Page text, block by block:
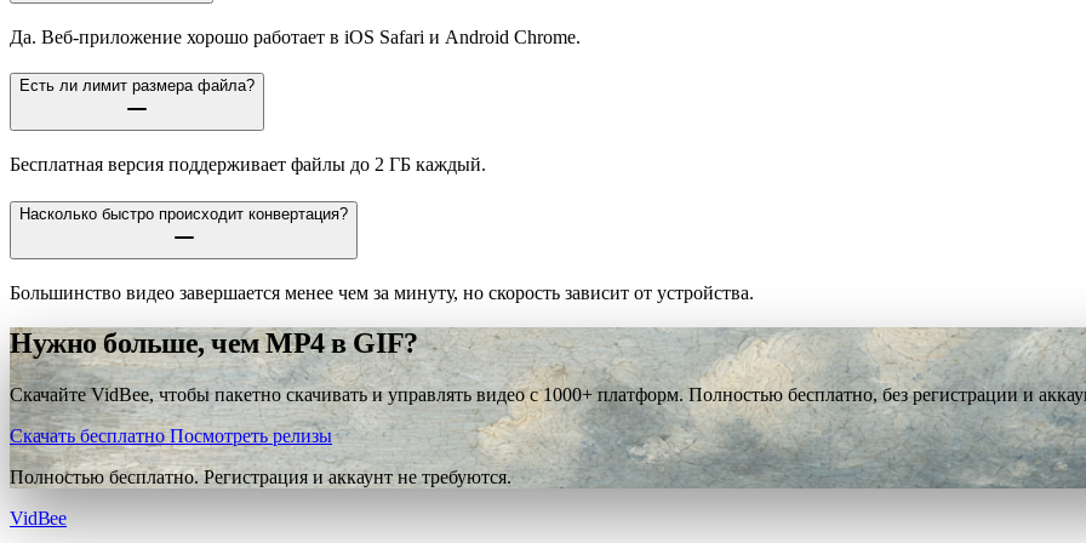
Да. Веб-приложение хорошо работает в iOS Safari и Android Chrome.
Есть ли лимит размера файла?
Бесплатная версия поддерживает файлы до 2 ГБ каждый.
Насколько быстро происходит конвертация?
Большинство видео завершается менее чем за минуту, но скорость зависит от устройства.
Нужно больше, чем MP4 в GIF?
Скачайте VidBee, чтобы пакетно скачивать и управлять видео с 1000+ платформ. Полностью бесплатно, без регистрации и
Скачать бесплатно Посмотреть релизы
Полностью бесплатно. Регистрация и аккаунт не требуются.
VidBee